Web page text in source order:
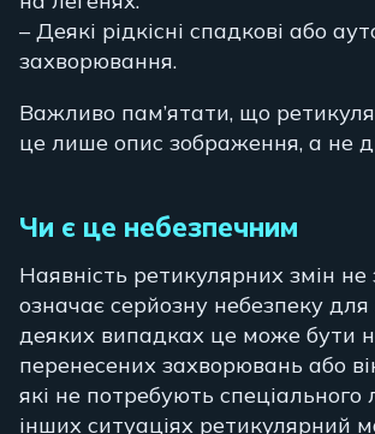
– Деякі рідкісні спадкові або
захворювання.
Важливо пам’ятати, що
це лише опис зображення, а не
Чи є це небезпечним
Наявність ретикулярних змін
означає серйозну небезпеку для
деяких випадках це може бути
перенесених захворювань або
які не потребують спеціального
інших ситуаціях ретикулярний